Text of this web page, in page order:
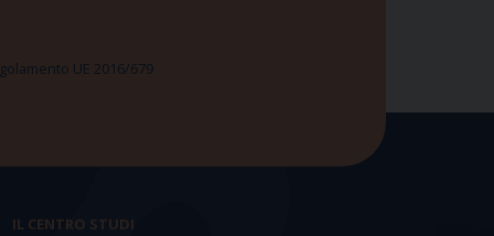
UE 2016/679
IL CENTRO STUDI